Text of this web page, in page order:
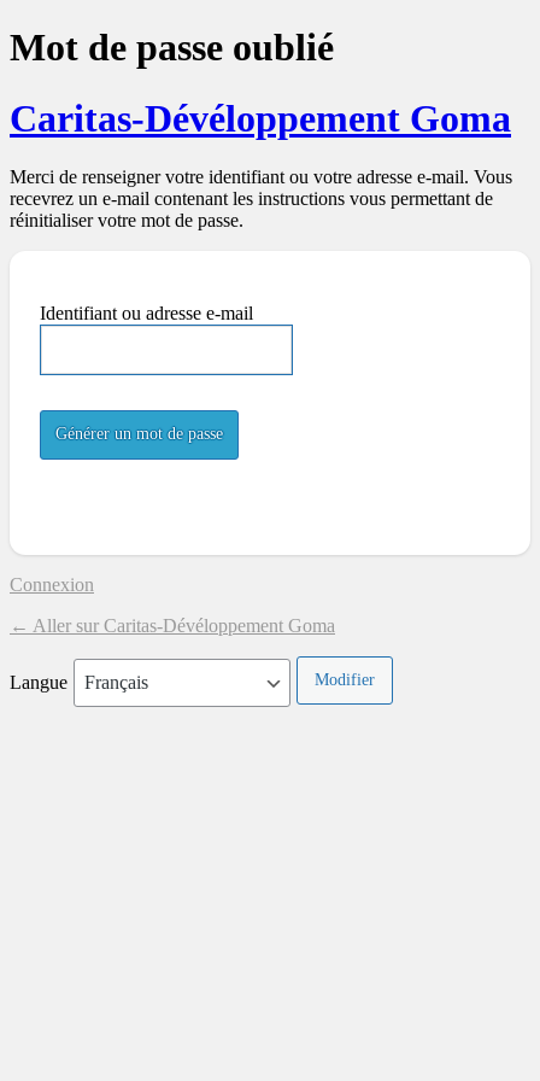
Mot de passe oublié
Caritas-Dévéloppement Goma
Merci de renseigner votre identifiant ou votre adresse e-mail. Vous
recevrez un e-mail contenant les instructions vous permettant de
réinitialiser votre mot de passe.
Identifiant ou adresse e-mail
Connexion
← Aller sur Caritas-Dévéloppement Goma
Langue